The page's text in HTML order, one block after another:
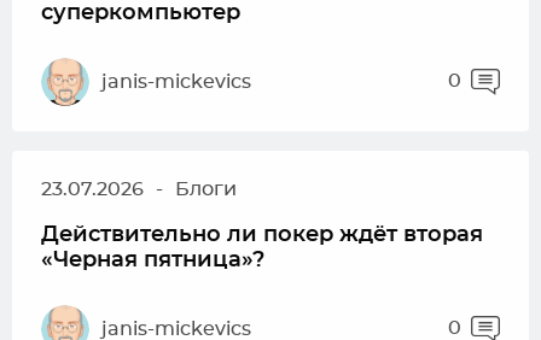
суперкомпьютер
janis-mickevics 0
23.07.2026 - Блоги
Действительно ли покер ждёт вторая
«Черная пятница»?
janis-mickevics 0